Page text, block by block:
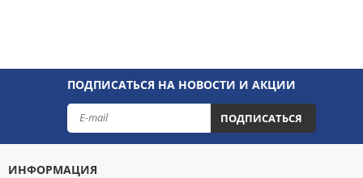
ПОДПИСАТЬСЯ НА НОВОСТИ И АКЦИИ
ПОДПИСАТЬСЯ
ИНФОРМАЦИЯ